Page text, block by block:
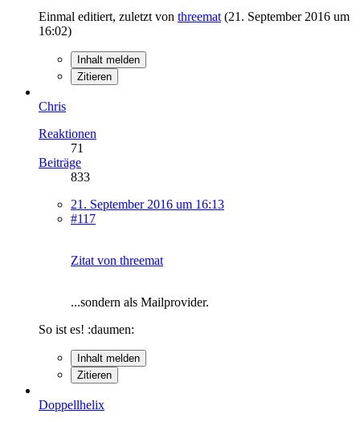
Einmal editiert, zuletzt von threemat (21. September 2016 um
16:02)
Inhalt melden
Zitieren
Chris
Reaktionen
71
Beiträge
833
21. September 2016 um 16:13
#117
Zitat von threemat
...sondern als Mailprovider.
So ist es! :daumen:
Inhalt melden
Zitieren
Doppellhelix